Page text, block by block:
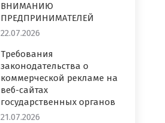
ВНИМАНИЮ
ПРЕДПРИНИМАТЕЛЕЙ
22.07.2026
Требования
законодательства о
коммерческой рекламе на
веб-сайтах
государственных органов
21.07.2026